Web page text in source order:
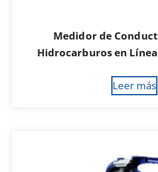
Medidor de
Hidrocarburos en Línea
Leer más